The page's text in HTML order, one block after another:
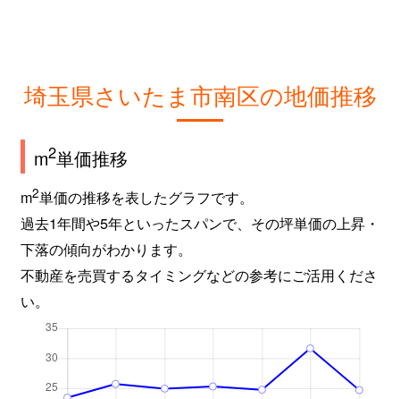
埼玉県さいたま市南区の地価推移
m2単価推移
m2単価の推移を表したグラフです。
過去1年間や5年といったスパンで、その坪単価の上昇・
下落の傾向がわかります。
不動産を売買するタイミングなどの参考にご活用くださ
い。